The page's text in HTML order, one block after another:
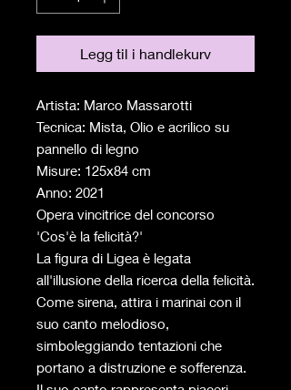
Legg til i handlekurv
Artista: Marco Massarotti
Tecnica: Mista, Olio e acrilico su
pannello di legno
Misure: 125x84 cm
Anno: 2021
Opera vincitrice del concorso
'Cos'è la felicità?'
La figura di Ligea è legata
all'illusione della ricerca della felicità.
Come sirena, attira i marinai con il
suo canto melodioso,
simboleggiando tentazioni che
portano a distruzione e sofferenza.